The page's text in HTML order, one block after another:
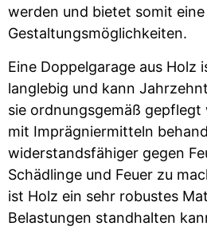
werden und bietet somit
Gestaltungsmöglichkeiten.
Eine Doppelgarage aus Holz
langlebig und kann
sie ordnungsgemäß gepflegt
mit Imprägniermitteln
widerstandsfähiger gegen
Schädlinge und Feuer zu
ist Holz ein sehr robustes
Belastungen standhalten